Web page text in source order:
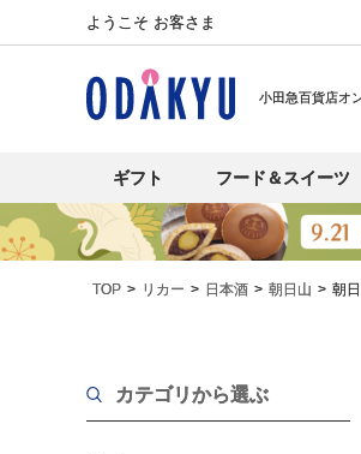
ようこそ お客さま
小田急百貨店オ
ギフト フード＆スイーツ
TOP リカー 日本酒 朝日山 朝
カテゴリから選ぶ